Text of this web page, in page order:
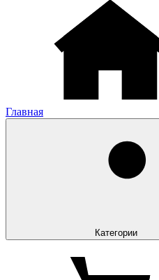
Главная
Категории